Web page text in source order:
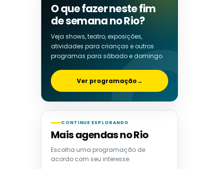
O que fazer neste fim
de semana no Rio?
Veja shows, teatro, exposições,
atividades para crianças e outros
programas para sábado e domingo.
Ver programação→
CONTINUE EXPLORANDO
Mais agendas no Rio
Escolha uma programação de
acordo com seu interesse.